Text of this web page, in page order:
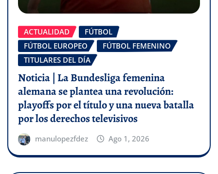
ACTUALIDAD
FÚTBOL
FÚTBOL EUROPEO
FÚTBOL FEMENINO
TITULARES DEL DÍA
Noticia | La Bundesliga femenina
alemana se plantea una revolución:
playoffs por el título y una nueva batalla
por los derechos televisivos
manulopezfdez Ago 1, 2026